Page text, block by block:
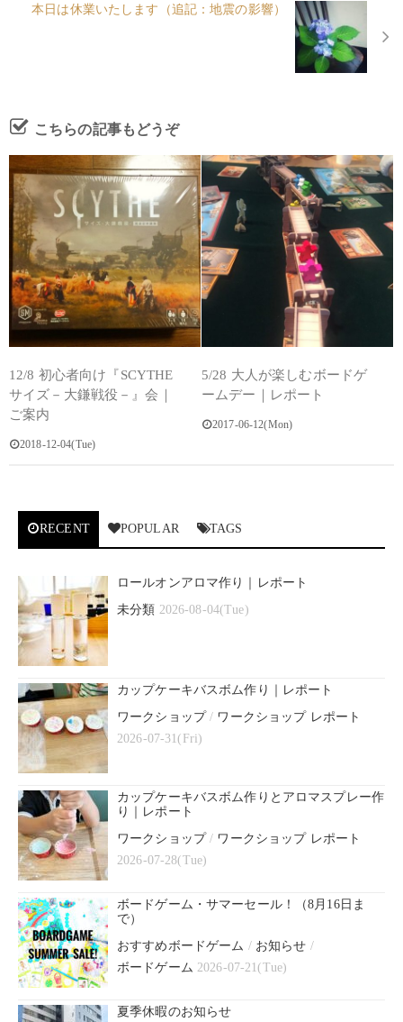
本日は休業いたします（追記：地震の影響）
こちらの記事もどうぞ
12/8 初心者向け『SCYTHE
サイズ－大鎌戦役－』会｜
ご案内
2018-12-04(Tue)
5/28 大人が楽しむボードゲ
ームデー｜レポート
2017-06-12(Mon)
RECENT POPULAR TAGS
ロールオンアロマ作り｜レポート
未分類 2026-08-04(Tue)
カップケーキバスボム作り｜レポート
ワークショップ/ ワークショップ レポート
2026-07-31(Fri)
カップケーキバスボム作りとアロマスプレー作
り｜レポート
ワークショップ/ ワークショップ レポート
2026-07-28(Tue)
ボードゲーム・サマーセール！（8月16日ま
で）
おすすめボードゲーム / お知らせ /
ボードゲーム 2026-07-21(Tue)
夏季休暇のお知らせ